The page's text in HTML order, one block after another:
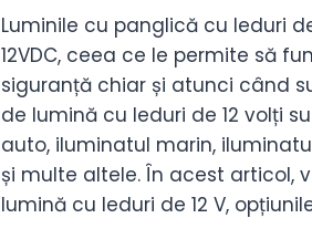
Luminile cu panglică cu leduri
12VDC, ceea ce le permite să
siguranță chiar și atunci când
de lumină cu leduri de 12 volți
auto, iluminatul marin,
și multe altele. În acest articol,
lumină cu leduri de 12 V,